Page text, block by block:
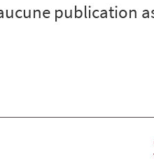
publication